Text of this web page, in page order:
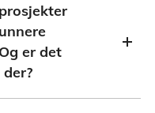
er det